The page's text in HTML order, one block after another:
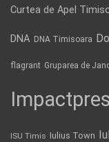
Curtea de Apel
DNA DNA Timisoara
flagrant Gruparea de
ISU Timis Iulius Town